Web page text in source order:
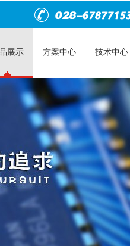
展示 方案中心 技术中心